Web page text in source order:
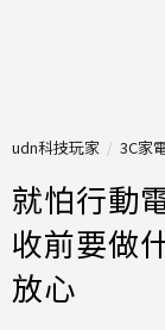
udn科技玩家 3C家
就怕行動
收前要做
放心